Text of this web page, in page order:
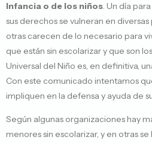
Infancia o de los niños. Un día
sus derechos se vulneran en
otras carecen de lo necesario para
que están sin escolarizar y que son
Universal del Niño es, en definitiva,
Con este comunicado intentamos
impliquen en la defensa y ayuda de
Según algunas organizaciones hay
menores sin escolarizar, y en otras